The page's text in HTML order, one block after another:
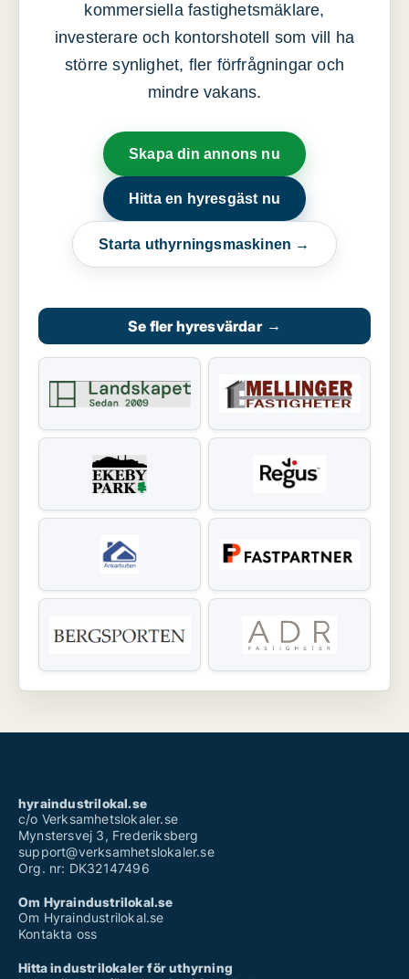
kommersiella fastighetsmäklare,
investerare och kontorshotell som vill ha
större synlighet, fler förfrågningar och
mindre vakans.
Skapa din annons nu
Hitta en hyresgäst nu
Starta uthyrningsmaskinen →
Se fler hyresvärdar →
hyraindustrilokal.se
c/o Verksamhetslokaler.se
Mynstersvej 3, Frederiksberg
support@verksamhetslokaler.se
Org. nr: DK32147496
Om Hyraindustrilokal.se
Om Hyraindustrilokal.se
Kontakta oss
Hitta industrilokaler för uthyrning